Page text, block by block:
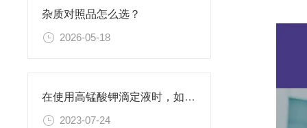
杂质对照品怎么选？
2026-05-18
在使用高锰酸钾滴定液时，如何判断终点已经达到？
2023-07-24